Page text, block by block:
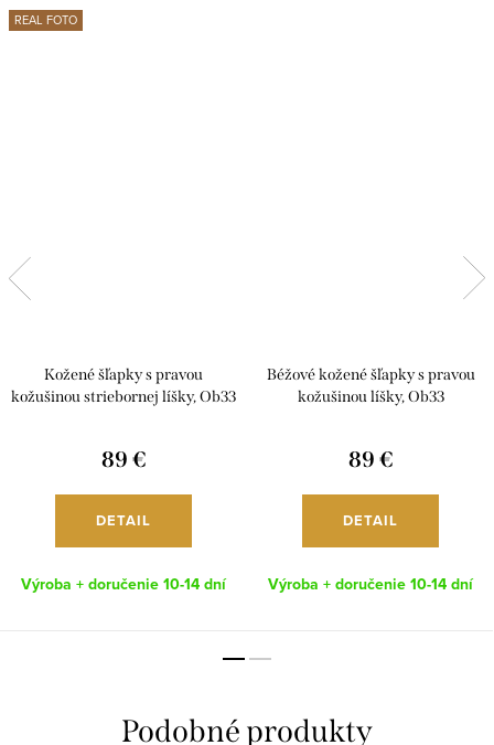
REAL FOTO
Kožené šľapky s pravou
kožušinou striebornej líšky, Ob33
89 €
DETAIL
Výroba + doručenie 10-14 dní
Béžové kožené šľapky s pravou
kožušinou líšky, Ob33
89 €
DETAIL
Výroba + doručenie 10-14 dní